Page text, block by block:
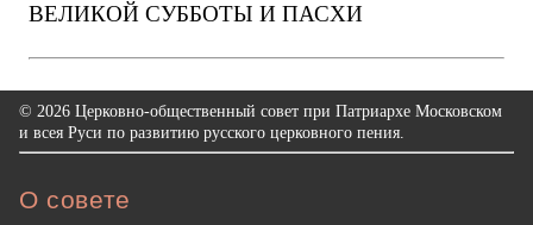
ВЕЛИКОЙ СУББОТЫ И ПАСХИ
© 2026 Церковно-общественный совет при Патриархе Московском
и всея Руси по развитию русского церковного пения.
О совете